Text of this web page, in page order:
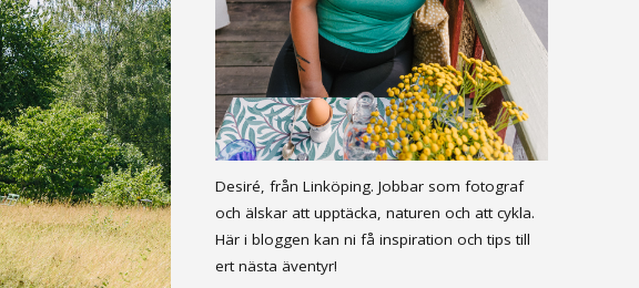
Desiré, från Linköping. Jobbar som fotograf
och älskar att upptäcka, naturen och att cykla.
Här i bloggen kan ni få inspiration och tips till
ert nästa äventyr!